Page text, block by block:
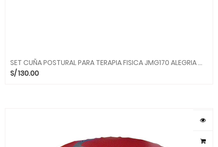
SET CUÑA POSTURAL PARA TERAPIA FISICA JMG170 ALEGRIA MGO
S/130.00